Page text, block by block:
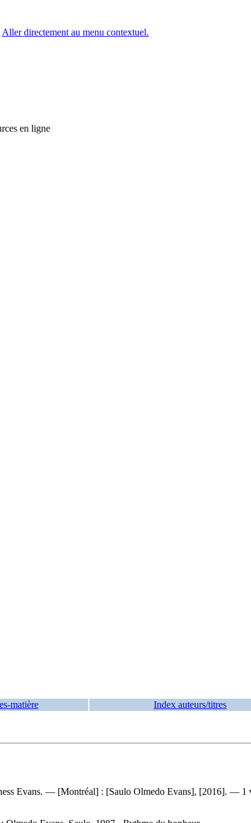
Aller directement au menu contextuel.
en ligne
matière Index auteurs/titres
Evans. — [Montréal] : [Saulo Olmedo Evans], [2016]. — 1